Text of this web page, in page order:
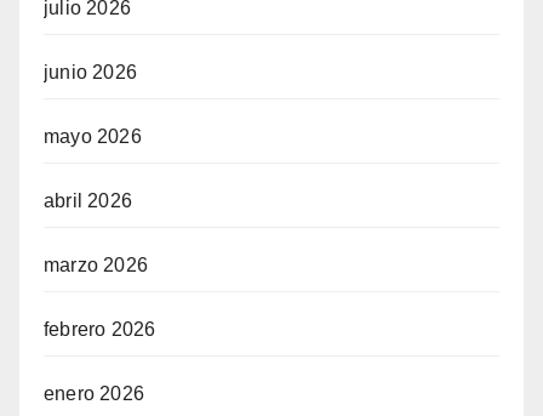
julio 2026
junio 2026
mayo 2026
abril 2026
marzo 2026
febrero 2026
enero 2026